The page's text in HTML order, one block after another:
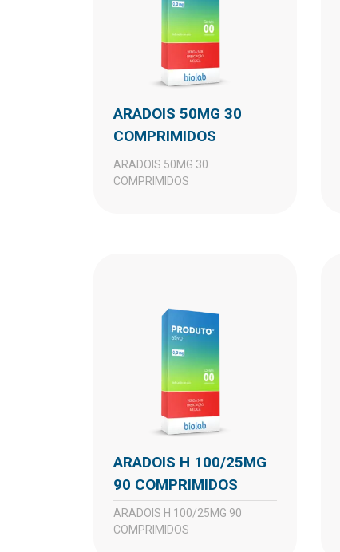
ARADOIS 50MG 30
COMPRIMIDOS
ARADOIS 50MG 30
COMPRIMIDOS
ARADOIS H 100/25MG
90 COMPRIMIDOS
ARADOIS H 100/25MG 90
COMPRIMIDOS